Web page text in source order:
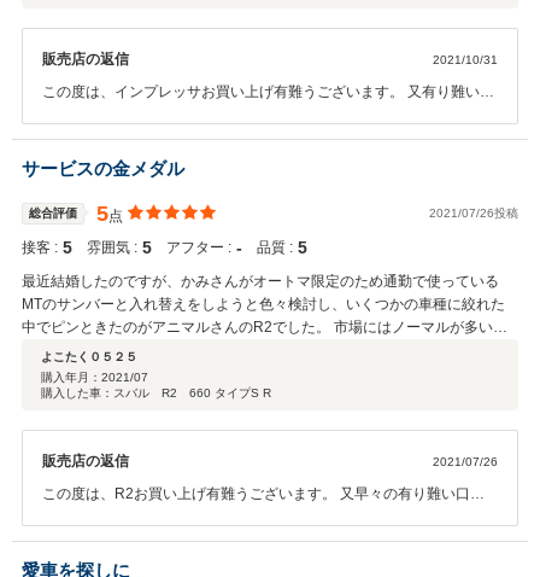
販売店の返信 2021/10/31
この度は、インプレッサお買い上げ有難うございます。 又有り難い口
い所に手が届くサービスに取り組んで参ります。 今後共ご指導の程宜
しくお願い致します。 お暇な時御座いましたら、ご来店お待ち致して
サービスの金メダル
総合評価 5点 2021/07/26投稿
接客 : 5 雰囲気 : 5 アフター : ‐ 品質 : 5
最近結婚したのですが、かみさんがオートマ限定のため通勤で使っている
MTのサンバーと入れ替えをしようと色々検討し、いくつかの車種に絞れた
中でピンときたのがアニマルさんのR2でした。 市場にはノーマルが多い
中、センスのいいチューニングが施してあるR2を発見できたのでした。 電
話し翌日に見に行っても大丈夫か連絡をしたところ、「お待ちしていま
す！」と 当日、お店に着くとピカピカに洗車中のR2がすぐ目に留まりまし
渡しだったら･･･と少し不安もありましたが、そこは社長が「すべてお客様
の希望通りの完璧な状態にして納車させていただきます。」と言ってくれた
よこたく０５２５
購入年月： 2021/07
購入した車：スバル R2 660 タイプS R
販売店の返信 2021/07/26
この度は、R2お買い上げ有難うございます。 又早々の有り難い口コ
お車プレゼントされるとお伺い致しました。。 旦那様に、奥様のあふ
れる笑顔プレゼント出来ます様、真剣に新車以上のお車整備、仕上げ
愛車を探しに